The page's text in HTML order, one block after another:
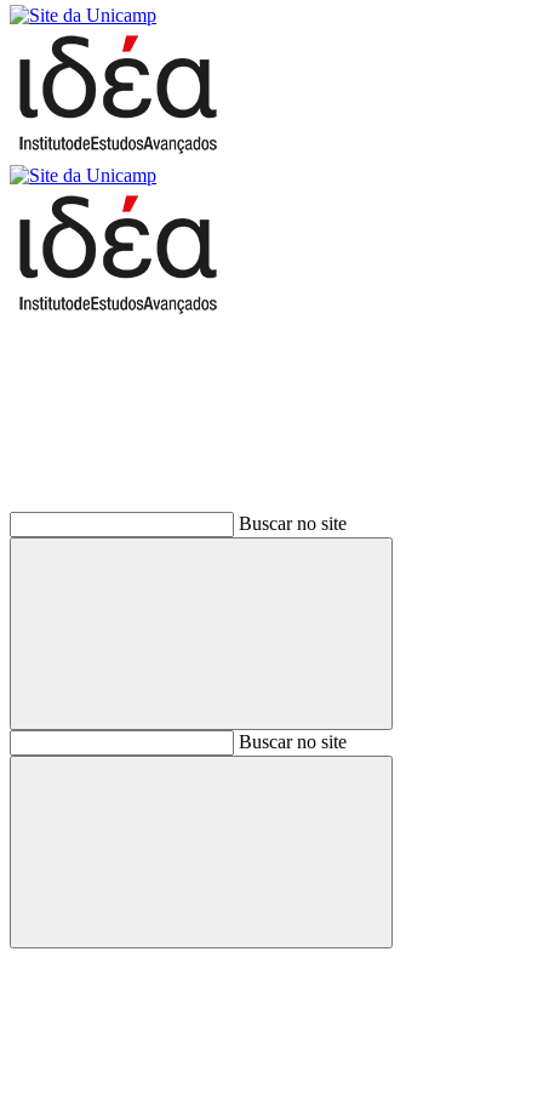
Buscar no site
BuscarBuscar no site
Buscar